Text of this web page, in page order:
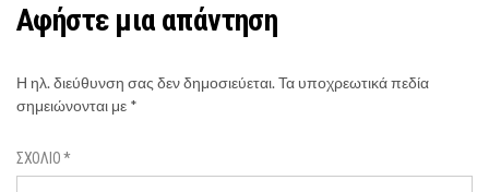
Αφήστε μια απάντηση
Η ηλ. διεύθυνση σας δεν δημοσιεύεται.Τα υποχρεωτικά πεδία
σημειώνονται με *
ΣΧΌΛΙΟ*